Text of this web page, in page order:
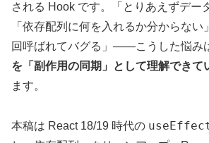
される Hook です。「とりあえずデー
「依存配列に何を入れるか分からない
回呼ばれてバグる」——こうした悩み
を「副作用の同期」として理解できて
ます。
本稿は React 18/19 時代の